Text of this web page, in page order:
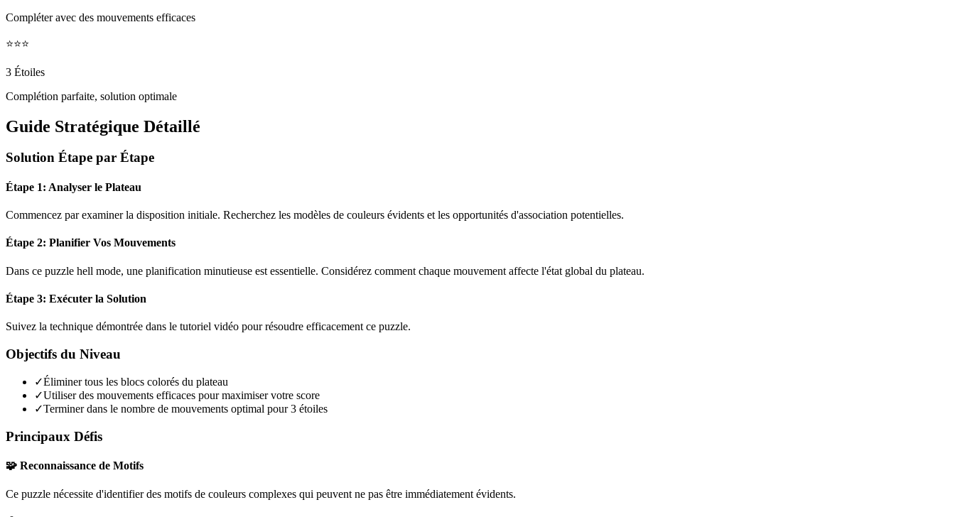
Compléter avec des mouvements efficaces
⭐⭐⭐
3 Étoiles
Complétion parfaite, solution optimale
Guide Stratégique Détaillé
Solution Étape par Étape
Étape 1: Analyser le Plateau
Commencez par examiner la disposition initiale. Recherchez les modèles de couleurs évidents et les opportunités d'association potentielles.
Étape 2: Planifier Vos Mouvements
Dans ce puzzle hell mode, une planification minutieuse est essentielle. Considérez comment chaque mouvement affecte l'état global du plateau.
Étape 3: Exécuter la Solution
Suivez la technique démontrée dans le tutoriel vidéo pour résoudre efficacement ce puzzle.
Objectifs du Niveau
✓Éliminer tous les blocs colorés du plateau
✓Utiliser des mouvements efficaces pour maximiser votre score
✓Terminer dans le nombre de mouvements optimal pour 3 étoiles
Principaux Défis
🧩 Reconnaissance de Motifs
Ce puzzle nécessite d'identifier des motifs de couleurs complexes qui peuvent ne pas être immédiatement évidents.